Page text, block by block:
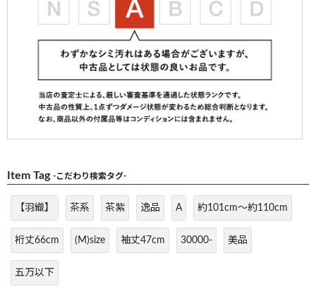
Item Tag -こだわり検索タグ-
【羽織】 茶系 茶紫 逸品 A 約101cm～約110cm
裄丈66cm (M)size 袖丈47cm 30000- 美品
五万以下